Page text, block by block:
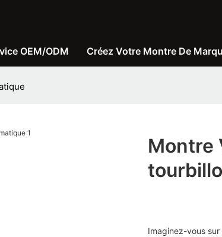
OEM/ODM Créez Votre Montre De
Montre
Imaginez-vous